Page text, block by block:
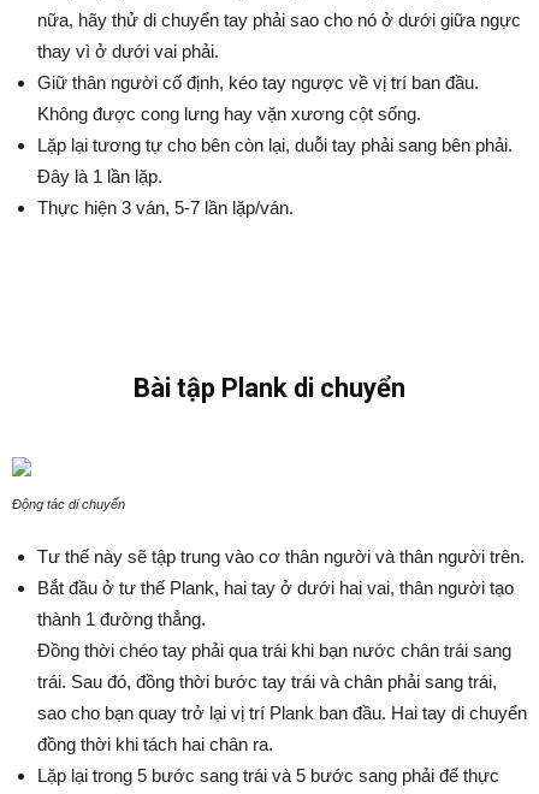
nữa, hãy thử di chuyển tay phải sao cho nó ở dưới giữa ngực
thay vì ở dưới vai phải.
Giữ thân người cố định, kéo tay ngược về vị trí ban đầu.
Không được cong lưng hay vặn xương cột sống.
Lặp lại tương tự cho bên còn lại, duỗi tay phải sang bên phải.
Đây là 1 lần lặp.
Thực hiện 3 ván, 5-7 lần lặp/ván.
Bài tập Plank di chuyển
Động tác di chuyển
Tư thế này sẽ tập trung vào cơ thân người và thân người trên.
Bắt đầu ở tư thế Plank, hai tay ở dưới hai vai, thân người tạo
thành 1 đường thẳng.
Đồng thời chéo tay phải qua trái khi bạn nước chân trái sang
trái. Sau đó, đồng thời bước tay trái và chân phải sang trái,
sao cho bạn quay trở lại vị trí Plank ban đầu. Hai tay di chuyển
đồng thời khi tách hai chân ra.
Lặp lại trong 5 bước sang trái và 5 bước sang phải để thực